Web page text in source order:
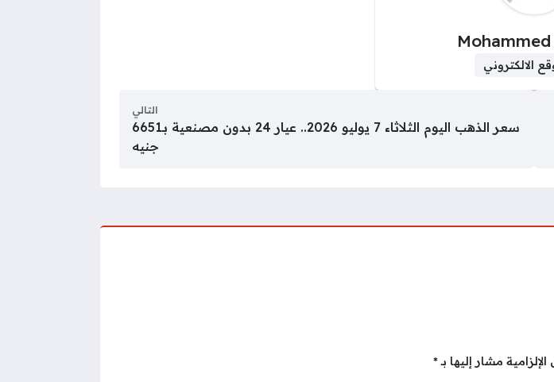
الالكتروني
التالي
سعر الذهب اليوم الثلاثاء 7 يوليو 2026.. عيار 24 بدون مصنعية بـ6651
جنيه
مشار إليها بـ*